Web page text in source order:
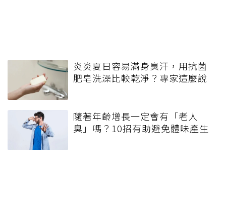
炎炎夏日容易滿身臭汗，用抗菌
肥皂洗澡比較乾淨？專家這麼說
隨著年齡增長一定會有「老人
臭」嗎？10招有助避免體味產生